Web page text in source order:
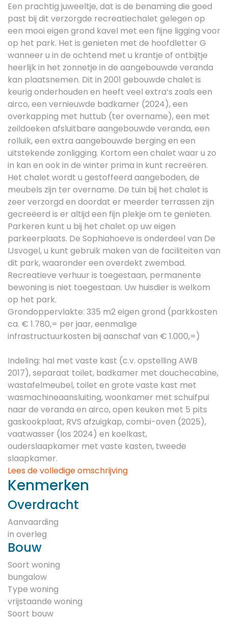
Een prachtig juweeltje, dat is de benaming die goed
past bij dit verzorgde recreatiechalet gelegen op
een mooi eigen grond kavel met een fijne ligging voor
op het park. Het is genieten met de hoofdletter G
wanneer u in de ochtend met u krantje of ontbijtje
heerlijk in het zonnetje in de aangebouwde veranda
kan plaatsnemen. Dit in 2001 gebouwde chalet is
keurig onderhouden en heeft veel extra’s zoals een
airco, een vernieuwde badkamer (2024), een
overkapping met huttub (ter overname), een met
zeildoeken afsluitbare aangebouwde veranda, een
rolluik, een extra aangebouwde berging en een
uitstekende zonligging. Kortom een chalet waar u zo
in kan en ook in de winter prima in kunt recreëren.
Het chalet wordt u gestoffeerd aangeboden, de
meubels zijn ter overname. De tuin bij het chalet is
zeer verzorgd en doordat er meerder terrassen zijn
gecreëerd is er altijd een fijn plekje om te genieten.
Parkeren kunt u bij het chalet op uw eigen
parkeerplaats. De Sophiahoeve is onderdeel van De
IJsvogel, u kunt gebruik maken van de faciliteiten van
dit park, waaronder een overdekt zwembad.
Recreatieve verhuur is toegestaan, permanente
bewoning is niet toegestaan. Uw huisdier is welkom
op het park.
Grondoppervlakte: 335 m2 eigen grond (parkkosten
ca. € 1.780,= per jaar, eenmalige
infrastructuurkosten bij aanschaf van € 1.000,=)
Indeling: hal met vaste kast (c.v. opstelling AWB
2017), separaat toilet, badkamer met douchecabine,
wastafelmeubel, toilet en grote vaste kast met
wasmachineaansluiting, woonkamer met schuifpui
naar de veranda en airco, open keuken met 5 pits
gaskookplaat, RVS afzuigkap, combi-oven (2025),
vaatwasser (los 2024) en koelkast,
ouderslaapkamer met vaste kasten, tweede
slaapkamer.
Lees de volledige omschrijving
Kenmerken
Overdracht
Aanvaarding
in overleg
Bouw
Soort woning
bungalow
Type woning
vrijstaande woning
Soort bouw